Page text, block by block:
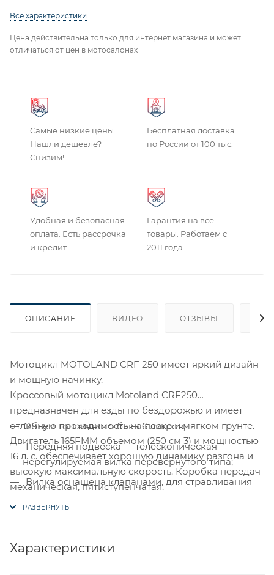
Все характеристики
Цена действительна только для интернет магазина и может
отличаться от цен в мотосалонах
Самые низкие цены
Нашли дешевле?
Снизим!
Бесплатная доставка
по России от 100 тыс.
Удобная и безопасная
оплата. Есть рассрочка
и кредит
Гарантия на все
товары. Работаем с
2011 года
ОПИСАНИЕ ВИДЕО ОТЗЫВЫ
Мотоцикл MOTOLAND CRF 250 имеет яркий дизайн
и мощную начинку.
Кроссовый мотоцикл Motoland CRF250
предназначен для езды по бездорожью и имеет
отличную проходимость на песке и мягком грунте.
Двигатель 165FMM объемом (250 см 3) и мощностью
16 л. с. обеспечивает хорошую динамику разгона и
высокую максимальную скорость. Коробка передач
механическая, пятиступенчатая.
Объём топливного бака 6 литров;
Передняя подвеска — телескопическая
нерегулируемая вилка перевёрнутого типа;
значительно повысить ресурс работы
Задняя подвеска с прогрессией, амортизатор
Характеристики